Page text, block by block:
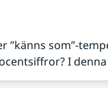
”känns som”-
I denna